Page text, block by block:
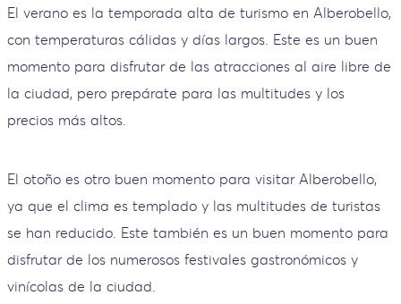
El verano es la temporada alta de turismo en Alberobello,
con temperaturas cálidas y días largos. Este es un buen
momento para disfrutar de las atracciones al aire libre de
la ciudad, pero prepárate para las multitudes y los
precios más altos.
El otoño es otro buen momento para visitar Alberobello,
ya que el clima es templado y las multitudes de turistas
se han reducido. Este también es un buen momento para
disfrutar de los numerosos festivales gastronómicos y
vinícolas de la ciudad.